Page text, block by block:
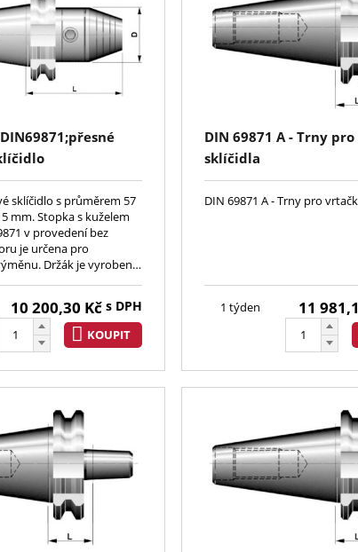
sklíčidlo s průměrem 57
mm. Stopka s kuželem
v provedení bez
je určena pro
Držák je vyroben z
10 200,30 Kčs DPH
KOUPIT
DIN 69871 A - Trny
sklíčidla
DIN 69871 A - Trny pro
1 týden 11